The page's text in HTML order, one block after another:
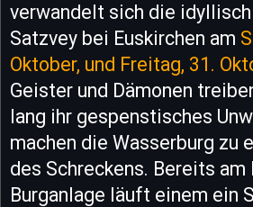
verwandelt sich die
Satzvey bei Euskirchen am
Oktober, und Freitag, 31.
Geister und Dämonen
lang ihr gespenstisches
machen die Wasserburg zu
des Schreckens. Bereits am
Burganlage läuft einem ein